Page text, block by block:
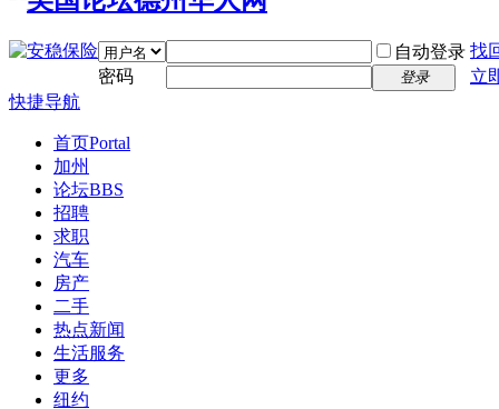
自动登录 找
密码
登录
立
快捷导航
首页Portal
加州
论坛BBS
招聘
求职
汽车
房产
二手
热点新闻
生活服务
更多
纽约